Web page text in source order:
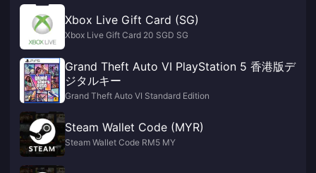
Xbox Live Gift Card (SG)
Xbox Live Gift Card 20 SGD SG
Grand Theft Auto VI PlayStation 5 香港版デ
ジタルキー
Grand Theft Auto VI Standard Edition
Steam Wallet Code (MYR)
Steam Wallet Code RM5 MY